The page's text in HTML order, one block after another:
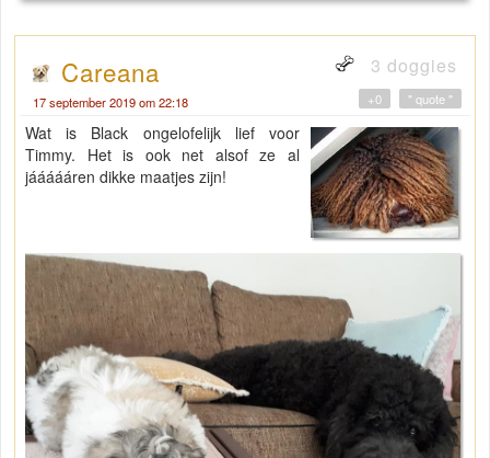
Careana 3 doggies
17 september 2019 om 22:18 " quote "
+0
Wat is Black ongelofelijk lief voor
Timmy. Het is ook net alsof ze al
jáááááren dikke maatjes zijn!